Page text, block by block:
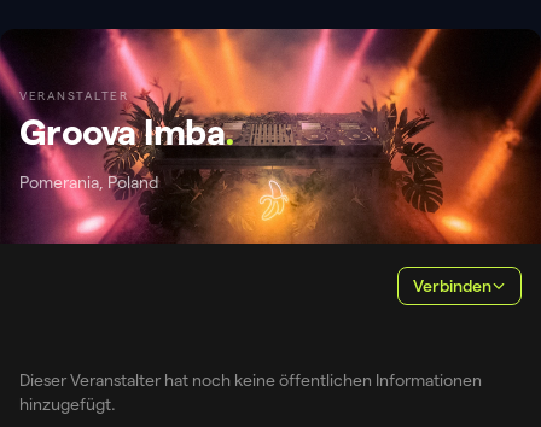
VERANSTALTER
Groova Imba.
Pomerania, Poland
Verbinden
Dieser Veranstalter hat noch keine öffentlichen Informationen
hinzugefügt.